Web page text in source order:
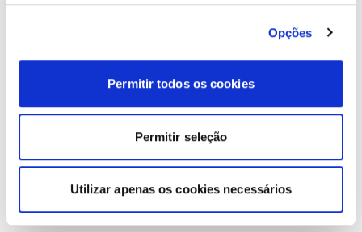
Opções
Permitir todos os cookies
Permitir seleção
Utilizar apenas os cookies necessários